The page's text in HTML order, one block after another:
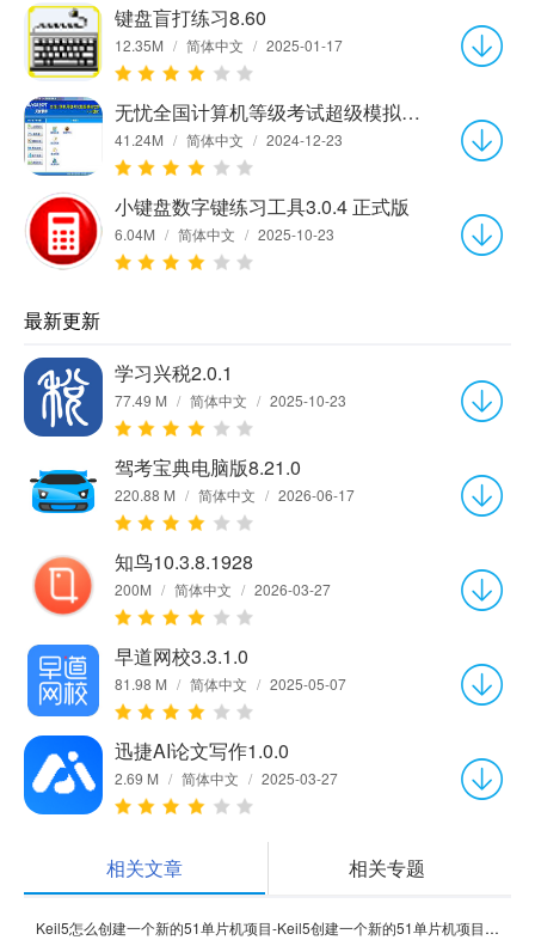
键盘盲打练习8.60
12.35M / 简体中文 / 2025-01-17
无忧全国计算机等级考试超级模拟软件_一级B13.03.1
41.24M / 简体中文 / 2024-12-23
小键盘数字键练习工具3.0.4 正式版
6.04M / 简体中文 / 2025-10-23
最新更新
学习兴税2.0.1
77.49 M / 简体中文 / 2025-10-23
驾考宝典电脑版8.21.0
220.88 M / 简体中文 / 2026-06-17
知鸟10.3.8.1928
200M / 简体中文 / 2026-03-27
早道网校3.3.1.0
81.98 M / 简体中文 / 2025-05-07
迅捷AI论文写作1.0.0
2.69 M / 简体中文 / 2025-03-27
相关文章 相关专题
Keil5怎么创建一个新的51单片机项目-Keil5创建一个新的51单片机项目的方法